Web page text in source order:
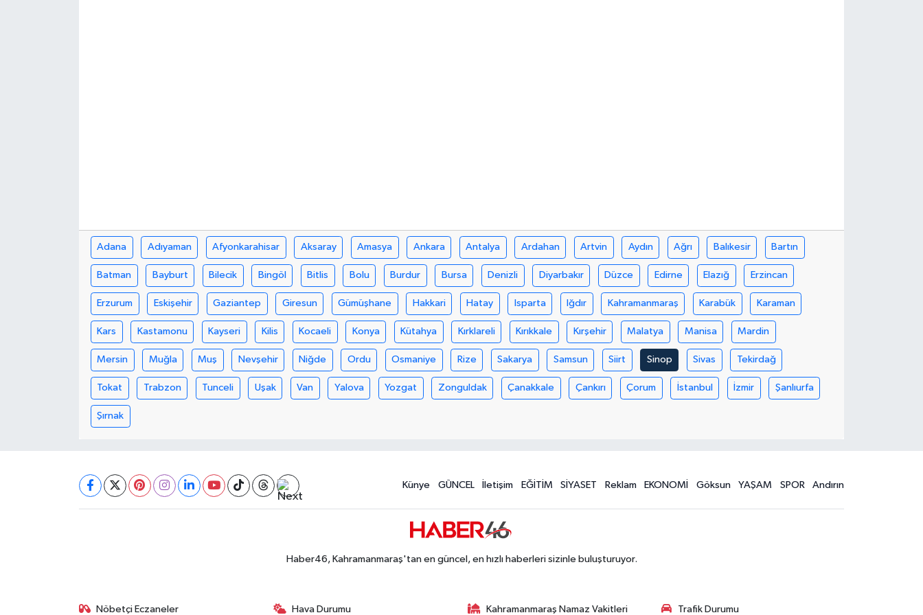
Adana Adıyaman Afyonkarahisar Aksaray Amasya Ankara Antalya Ardahan Artvin Aydın Ağrı Balıkesir Bartın
Batman Bayburt Bilecik Bingöl Bitlis Bolu Burdur Bursa Denizli Diyarbakır Düzce Edirne Elazığ Erzincan
Erzurum Eskişehir Gaziantep Giresun Gümüşhane Hakkari Hatay Isparta Iğdır Kahramanmaraş Karabük Karaman
Kars Kastamonu Kayseri Kilis Kocaeli Konya Kütahya Kırklareli Kırıkkale Kırşehir Malatya Manisa Mardin
Mersin Muğla Muş Nevşehir Niğde Ordu Osmaniye Rize Sakarya Samsun Siirt Sinop Sivas Tekirdağ
Tokat Trabzon Tunceli Uşak Van Yalova Yozgat Zonguldak Çanakkale Çankırı Çorum İstanbul İzmir Şanlıurfa
Şırnak
Künye GÜNCEL İletişim EĞİTİM SİYASET Reklam EKONOMİ Göksun YAŞAM SPOR Andırın
Haber46, Kahramanmaraş'tan en güncel, en hızlı haberleri sizinle buluşturuyor.
Nöbetçi Eczaneler Hava Durumu Kahramanmaraş Namaz Vakitleri Trafik Durumu
KADIN-AİLE
YEREL YÖNETİM
SEÇİM 2011
ÜÇÜNCÜ SAYFA
BİLİMNET
SİVİL TOPLUM